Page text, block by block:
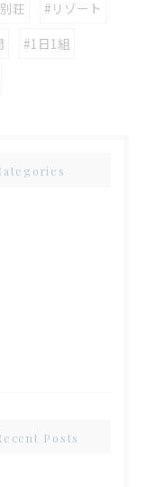
荘
#リゾート
#1日1組
Posts